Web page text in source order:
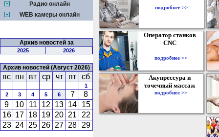
Радио онлайн
WEB камеры онлайн
Архив новостей за
2025 2026
Архив новостей (Август 2026)
вс пн вт ср чт пт сб
1
2
3 4 5 6 7
8
9
10 11 12 13 14
15
16 17 18 19 20 21
22
23 24 25 26 27 28 29
подробнее >>
Оператор станков
CNC
подробнее >>
Акупрессура и
точечный массаж
подробнее >>